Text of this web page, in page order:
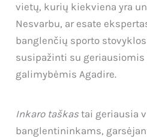
vietų, kurių kiekviena yra
Nesvarbu, ar esate
banglenčių sporto
susipažinti su
galimybėmis Agadire.
Inkaro taškas tai geriausia
banglentininkams,